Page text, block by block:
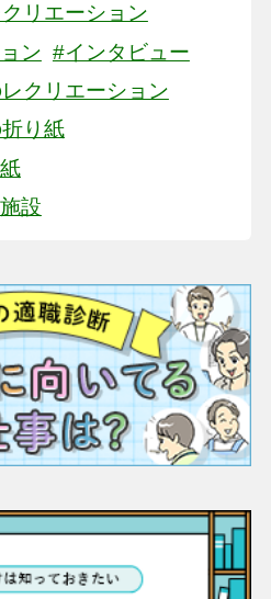
リエーション
ン #インタビュー
クリエーション
り紙
設